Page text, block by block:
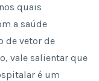
quais
a saúde
de vetor de
vale salientar que
é um